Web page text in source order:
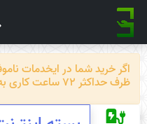
اگر خرید شما در ایخدمات
ظرف حداکثر 72 ساعت کاری به حسابتان برمی‌گردد.